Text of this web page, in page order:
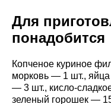
Для
понадобится
Копченое куриное
морковь — 1 шт.,
— 3 шт., кисло-
зеленый горошек —